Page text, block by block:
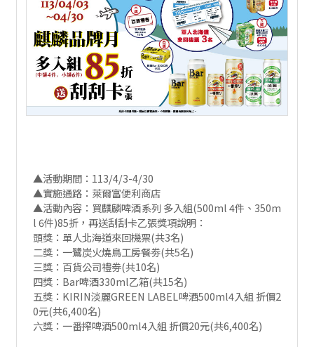
▲活動期間：113/4/3-4/30
▲實施通路：萊爾富便利商店
▲活動內容：買麒麟啤酒系列 多入組(500ml 4件、350m
l 6件)85折，再送刮刮卡乙張獎項說明：
頭獎：單人北海道來回機票(共3名)
二獎：一鷺炭火燒鳥工房餐劵(共5名)
三獎：百貨公司禮劵(共10名)
四獎：Bar啤酒330ml乙箱(共15名)
五獎：KIRIN淡麗GREEN LABEL啤酒500ml4入組 折價2
0元(共6,400名)
六獎：一番搾啤酒500ml4入組 折價20元(共6,400名)